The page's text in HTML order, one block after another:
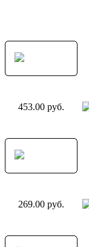
453.00 руб.
269.00 руб.